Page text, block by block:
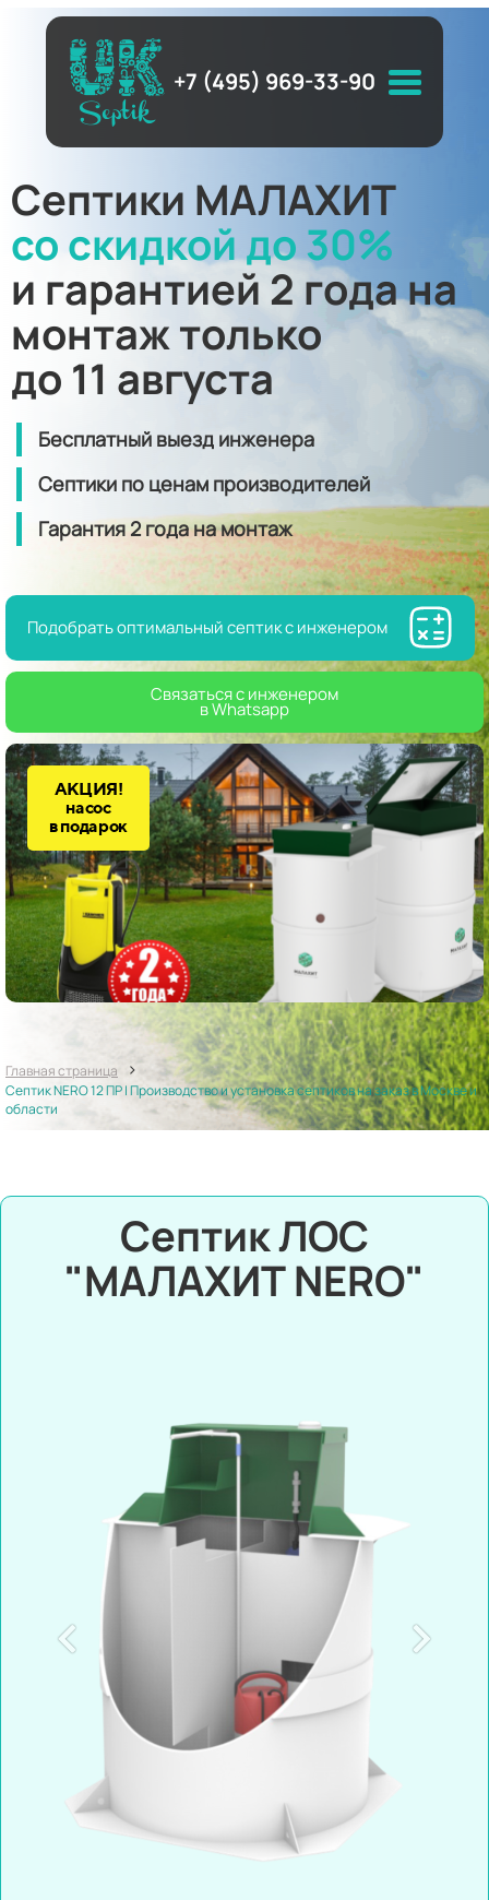
+7 (495) 969-33-90
Септики МАЛАХИТ
со скидкой до 30%
и гарантией 2 года на
монтаж только
до 11 августа
Бесплатный выезд инженера
Септики по ценам производителей
Гарантия2 годана монтаж
Подобрать оптимальный септик с инженером
Связаться с инженером
в Whatsapp
АКЦИЯ!
насос
в подарок
Главная страница >
Септик NERO 12 ПР | Производство и установка септиков на заказ в Москве и
области
Септик ЛОС
"МАЛАХИТ NERO"